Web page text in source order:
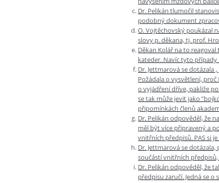
Dr. Pelikán tlumočil
podobný dokument
O. Vojtěchovský poukázal
slovy p. děkana, tj. prof.
Děkan Kolář na to
kateder. Navíc tyto
Dr. Jettmarová se dotázala
Požádala o vysvětlení,
o vyjádření dříve, pakliže
se tak může jevit jako
připomínkách členů
Dr. Pelikán odpověděl, že
měl být více připravený a
vnitřních předpisů. PAS si
Dr. Jettmarová se
součástí vnitřních
Dr. Pelikán odpověděl, že
předpisu zaručí. Jedná se